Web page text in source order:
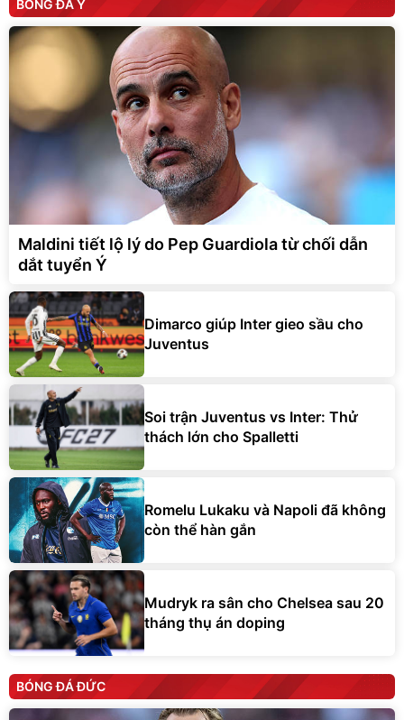
BÓNG ĐÁ Ý
Maldini tiết lộ lý do Pep Guardiola từ chối dẫn
dắt tuyển Ý
Dimarco giúp Inter gieo sầu cho
Juventus
Soi trận Juventus vs Inter: Thử
thách lớn cho Spalletti
Romelu Lukaku và Napoli đã không
còn thể hàn gắn
Mudryk ra sân cho Chelsea sau 20
tháng thụ án doping
BÓNG ĐÁ ĐỨC